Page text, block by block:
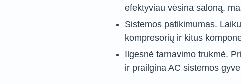
efektyviau vėsina saloną,
Sistemos patikimumas.
kompresorių ir kitus
Ilgesnė tarnavimo trukmė.
ir prailgina AC sistemos